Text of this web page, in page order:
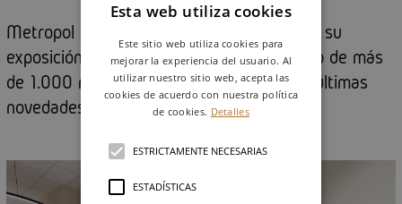
Metropol presenta el tour virtual 360º de su
exposición en Nules (Castellón), un espacio de más
de 1.000 m2 donde la firma muestra sus últimas
novedades.
Esta web utiliza cookies
Este sitio web utiliza cookies para
mejorar la experiencia del usuario. Al
utilizar nuestro sitio web, acepta las
cookies de acuerdo con nuestra política
de cookies. Detalles
ESTRICTAMENTE NECESARIAS
ESTADÍSTICAS